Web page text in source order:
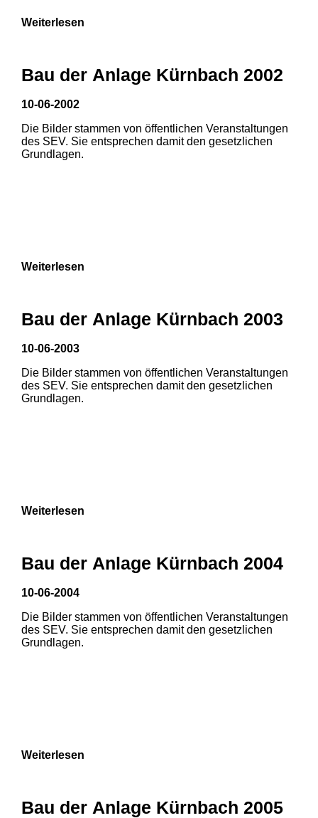
1 2 3
Weiterlesen
Bau der Anlage Kürnbach 2002
10-06-2002
Die Bilder stammen von öffentlichen Veranstaltungen
des SEV. Sie entsprechen damit den gesetzlichen
Grundlagen.
Weiterlesen
Bau der Anlage Kürnbach 2003
10-06-2003
Die Bilder stammen von öffentlichen Veranstaltungen
des SEV. Sie entsprechen damit den gesetzlichen
Grundlagen.
Weiterlesen
Bau der Anlage Kürnbach 2004
10-06-2004
Die Bilder stammen von öffentlichen Veranstaltungen
des SEV. Sie entsprechen damit den gesetzlichen
Grundlagen.
Weiterlesen
Bau der Anlage Kürnbach 2005